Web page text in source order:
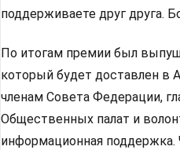
поддерживаете друг друга.
По итогам премии был
который будет доставлен в
членам Совета Федерации,
Общественных палат и
информационная